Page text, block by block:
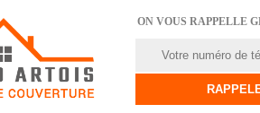
ON VOUS RAPPELLE